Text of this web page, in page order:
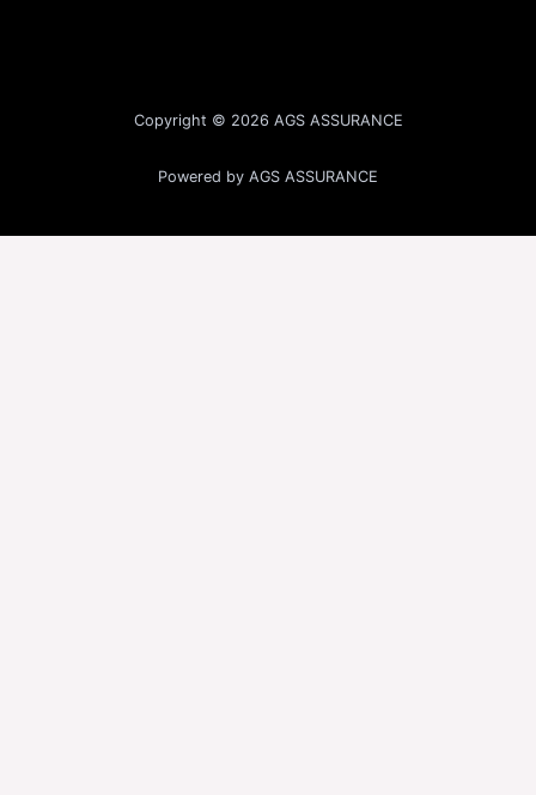
Copyright © 2026 AGS ASSURANCE
Powered by AGS ASSURANCE